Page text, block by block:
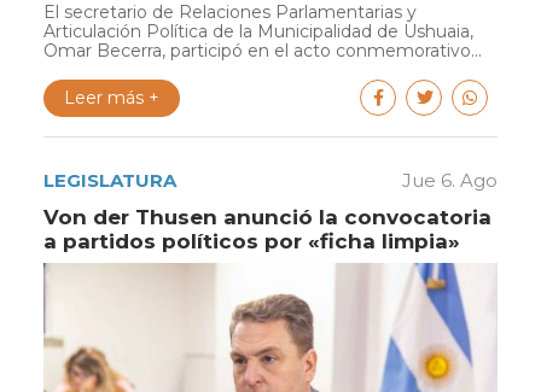
El secretario de Relaciones Parlamentarias y
Articulación Política de la Municipalidad de Ushuaia,
Omar Becerra, participó en el acto conmemorativo...
Leer más +
LEGISLATURA Jue 6. Ago
Von der Thusen anunció la convocatoria
a partidos políticos por «ficha limpia»